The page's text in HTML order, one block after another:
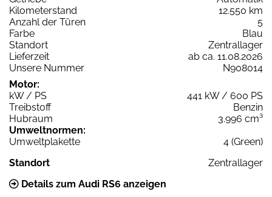
Kilometerstand
12.550 km
Anzahl der Türen
5
Farbe
Blau
Standort
Zentrallager
Lieferzeit
ab ca. 11.08.2026
Unsere Nummer
N908014
Motor:
kW / PS
441 kW / 600 PS
Treibstoff
Benzin
Hubraum
3.996 cm³
Umweltnormen:
Umweltplakette
4 (Green)
Standort
Zentrallager
Details zum Audi RS6 anzeigen